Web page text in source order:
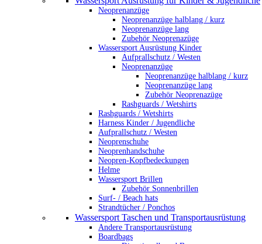
Neoprenanzüge
Neoprenanzüge halblang / kurz
Neoprenanzüge lang
Zubehör Neoprenazüge
Wassersport Ausrüstung Kinder
Aufprallschutz / Westen
Neoprenanzüge
Neoprenanzüge halblang / kurz
Neoprenanzüge lang
Zubehör Neoprenazüge
Rashguards / Wetshirts
Rashguards / Wetshirts
Harness Kinder / Jugendliche
Aufprallschutz / Westen
Neoprenschuhe
Neoprenhandschuhe
Neopren-Kopfbedeckungen
Helme
Wassersport Brillen
Zubehör Sonnenbrillen
Surf- / Beach hats
Strandtücher / Ponchos
Wassersport Taschen und Transportausrüstung
Andere Transportausrüstung
Boardbags